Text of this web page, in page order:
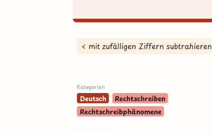
< mit zufälligen Ziffern subtrahieren
Kategorien
Deutsch
Rechtschreiben
Rechtschreibphänomene